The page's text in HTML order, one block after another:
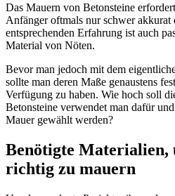
Das Mauern von Betonsteine
Anfänger oftmals nur schwer
entsprechenden Erfahrung ist auch
Material von Nöten.
Bevor man jedoch mit dem
sollte man deren Maße genaustens
Verfügung zu haben. Wie hoch soll
Betonsteine verwendet man dafür
Mauer gewählt werden?
Benötigte Materialien,
richtig zu mauern